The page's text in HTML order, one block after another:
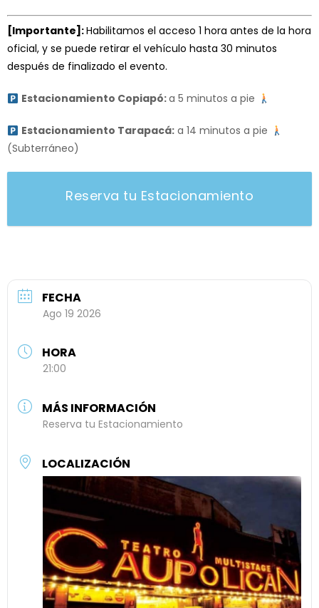
[Importante]:Habilitamos el acceso 1 hora antes de la hora
oficial, y se puede retirar el vehículo hasta 30 minutos
después de finalizado el evento.
Estacionamiento Copiapó:a 5 minutos a pie
Estacionamiento Tarapacá:a 14 minutos a pie
(Subterráneo)
Reserva tu Estacionamiento
FECHA
Ago 19 2026
HORA
21:00
MÁS INFORMACIÓN
Reserva tu Estacionamiento
LOCALIZACIÓN